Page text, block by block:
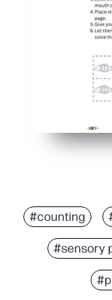
#counting
#sensory